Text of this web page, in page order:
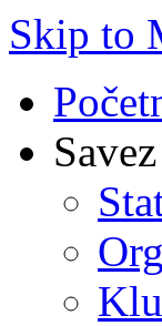
Skip to
Savez